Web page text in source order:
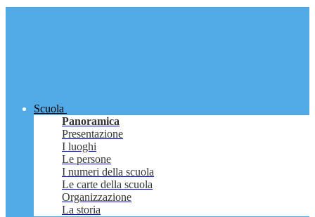
Scuola
Panoramica
Presentazione
I luoghi
Le persone
I numeri della scuola
Le carte della scuola
Organizzazione
La storia